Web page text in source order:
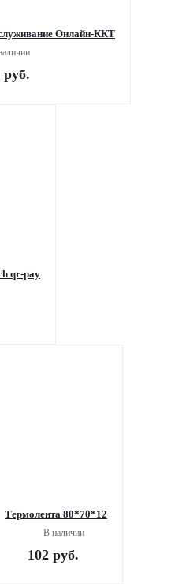
Онлайн-ККТ
руб.
qr-pay
Термолента 80*70*12
В наличии
102 руб.